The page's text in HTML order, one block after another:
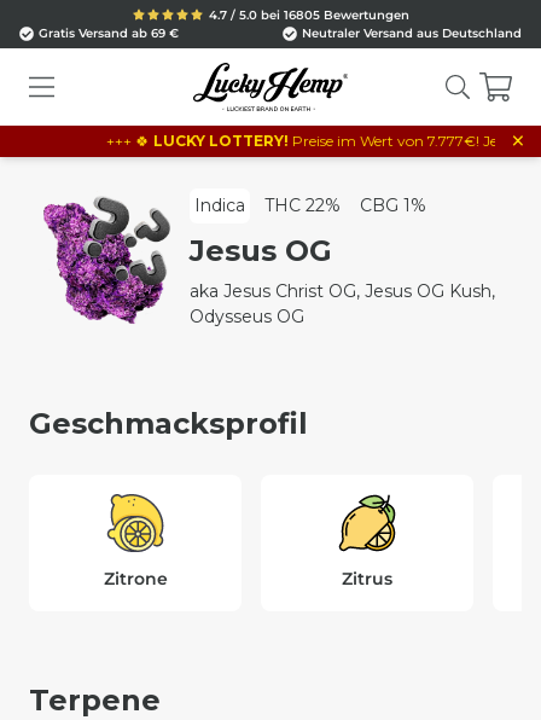
4.7 / 5.0 bei 16805 Bewertungen
Gratis Versand ab 69 €
Neutraler Versand aus Deutschland
+++ 🍀LUCKY LOTTERY!Preise im Wert von 7.777€! Je 10€ ×
Indica THC 22% CBG 1%
Jesus OG
aka Jesus Christ OG, Jesus OG Kush,
Odysseus OG
Geschmacksprofil
Zitrone Zitrus
Terpene